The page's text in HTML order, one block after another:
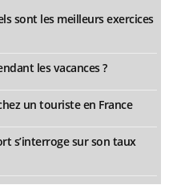
sont les meilleurs exercices
les vacances ?
un touriste en France
s’interroge sur son taux